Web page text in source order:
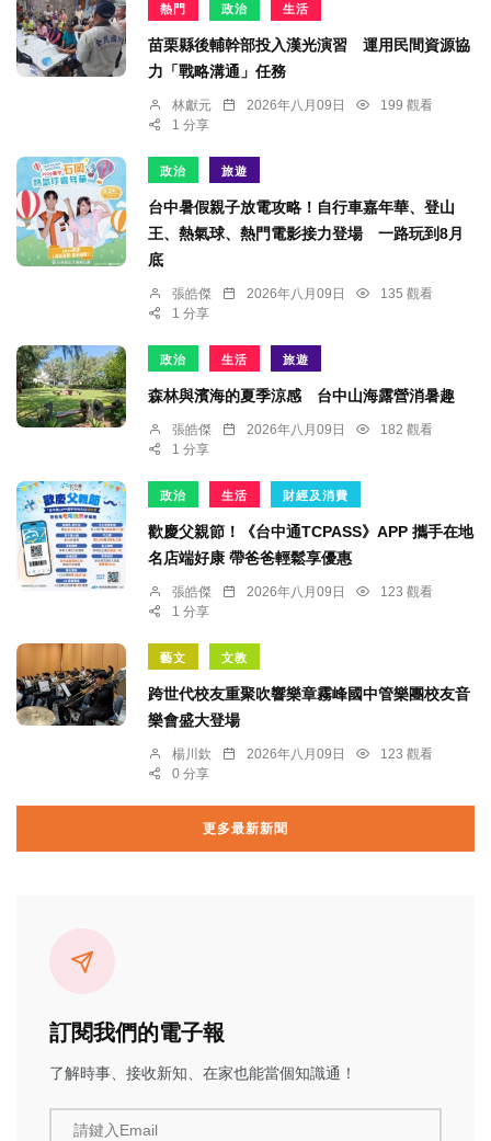
熱門 政治 生活
苗栗縣後輔幹部投入漢光演習 運用民間資源協
力「戰略溝通」任務
林獻元 2026年八月09日
199 觀看
1 分享
政治 旅遊
台中暑假親子放電攻略！自行車嘉年華、登山
王、熱氣球、熱門電影接力登場 一路玩到8月
底
張皓傑 2026年八月09日
135 觀看
1 分享
政治 生活 旅遊
森林與濱海的夏季涼感 台中山海露營消暑趣
張皓傑 2026年八月09日
182 觀看
1 分享
政治 生活 財經及消費
歡慶父親節！《台中通TCPASS》APP 攜手在地
名店端好康 帶爸爸輕鬆享優惠
張皓傑 2026年八月09日
123 觀看
1 分享
藝文 文教
跨世代校友重聚吹響樂章霧峰國中管樂團校友音
樂會盛大登場
楊川欽 2026年八月09日
123 觀看
0 分享
更多最新新聞
訂閱我們的電子報
了解時事、接收新知、在家也能當個知識通！
請鍵入Email